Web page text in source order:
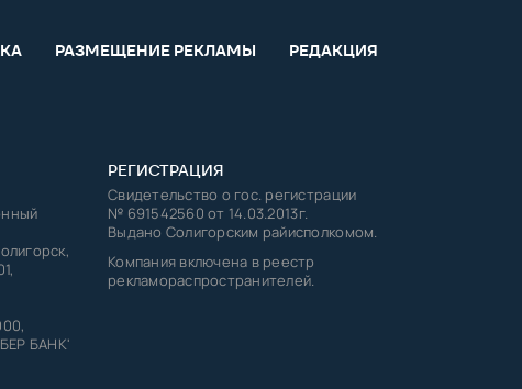
РАЗМЕЩЕНИЕ РЕКЛАМЫ РЕДАКЦИЯ
БАНК'
РЕГИСТРАЦИЯ
Свидетельство о гос. регистрации
№ 691542560 от 14.03.2013г.
Выдано Солигорским райисполкомом.
Компания включена в реестр
рекламораспространителей.